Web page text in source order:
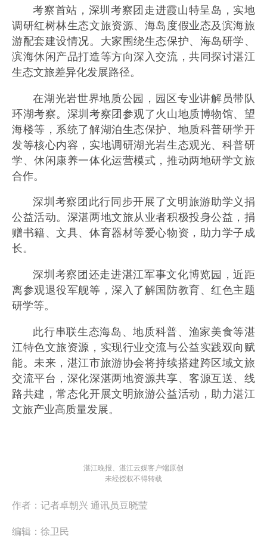
考察首站，深圳考察团走进霞山特呈岛，实地
调研红树林生态文旅资源、海岛度假业态及滨海旅
游配套建设情况。大家围绕生态保护、海岛研学、
滨海休闲产品打造等方向深入交流，共同探讨湛江
生态文旅差异化发展路径。
在湖光岩世界地质公园，园区专业讲解员带队
环湖考察。深圳考察团参观了火山地质博物馆、望
海楼等，系统了解湖泊生态保护、地质科普研学开
发等核心内容，实地调研湖光岩生态观光、科普研
学、休闲康养一体化运营模式，推动两地研学文旅
合作。
深圳考察团此行同步开展了文明旅游助学义捐
公益活动。深湛两地文旅从业者积极投身公益，捐
赠书籍、文具、体育器材等爱心物资，助力学子成
长。
深圳考察团还走进湛江军事文化博览园，近距
离参观退役军舰等，深入了解国防教育、红色主题
研学等。
此行串联生态海岛、地质科普、渔家美食等湛
江特色文旅资源，实现行业交流与公益实践双向赋
能。未来，湛江市旅游协会将持续搭建跨区域文旅
交流平台，深化深湛两地资源共享、客源互送、线
路共建，常态化开展文明旅游公益活动，助力湛江
文旅产业高质量发展。
湛江晚报、湛江云媒客户端原创
未经授权不得转载
作者： 记者卓朝兴 通讯员豆晓莹
编辑： 徐卫民